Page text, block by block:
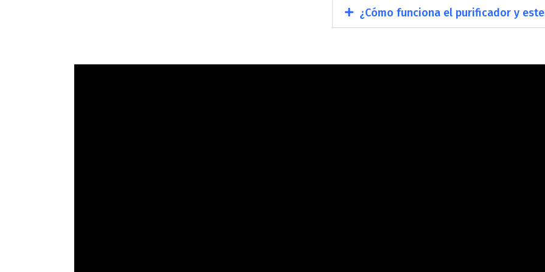
¿Cómo funciona el purificador y